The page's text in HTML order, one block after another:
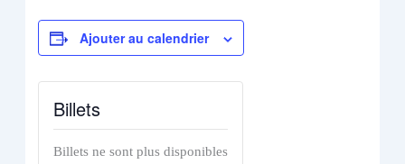
Ajouter au calendrier
Billets
Billets ne sont plus disponibles